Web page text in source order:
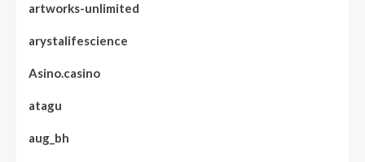
artworks-unlimited
arystalifescience
Asino.casino
atagu
aug_bh